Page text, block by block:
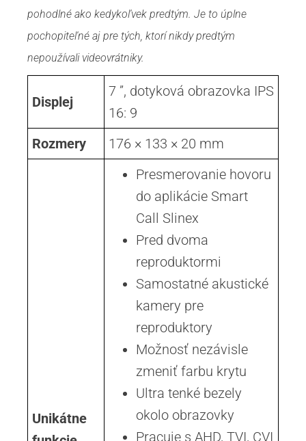
pohodlné ako kedykoľvek predtým. Je to úplne
pochopiteľné aj pre tých, ktorí nikdy predtým
nepoužívali videovrátniky.
Displej
7 ”, dotyková obrazovka IPS
16: 9
Rozmery
176 × 133 × 20 mm
Unikátne
Presmerovanie hovoru
do aplikácie Smart
Call Slinex
Pred dvoma
reproduktormi
Samostatné akustické
kamery pre
reproduktory
Možnosť nezávisle
zmeniť farbu krytu
Ultra tenké bezely
okolo obrazovky
Pracuje s AHD, TVI, CVI